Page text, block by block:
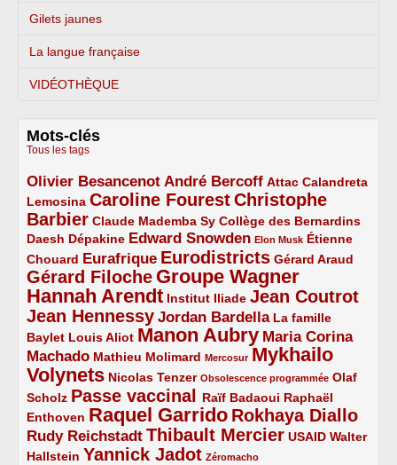
Gilets jaunes
La langue française
VIDÉOTHÈQUE
Mots-clés
Tous les tags
Olivier Besancenot
3/5 André Bercoff
3/5 Attac
2/5
Calandreta
Lemosina
2/5 Caroline Fourest
4/5
Christophe
Barbier
4/5 Claude Mademba Sy
2/5 Collège des Bernardins
2/5
Daesh
2/5 Dépakine
2/5 Edward Snowden
3/5 Elon Musk
1/5
Étienne
Chouard
2/5 Eurafrique
3/5 Eurodistricts
4/5 Gérard Araud
2/5
Gérard Filoche
4/5 Groupe Wagner
5/5
Hannah Arendt
5/5 Institut Iliade
2/5 Jean Coutrot
4/5
Jean Hennessy
4/5 Jordan Bardella
3/5
La famille
Baylet
2/5 Louis Aliot
2/5 Manon Aubry
5/5
Maria Corina
Machado
3/5 Mathieu Molimard
2/5 Mercosur
1/5
Mykhailo
Volynets
5/5 Nicolas Tenzer
2/5 Obsolescence programmée
1/5
Olaf
Scholz
2/5 Passe vaccinal
4/5 Raïf Badaoui
2/5
Raphaël
Enthoven
2/5 Raquel Garrido
5/5 Rokhaya Diallo
4/5
Rudy Reichstadt
3/5 Thibault Mercier
4/5 USAID
2/5
Walter
Hallstein
2/5 Yannick Jadot
4/5 Zéromacho
1/5